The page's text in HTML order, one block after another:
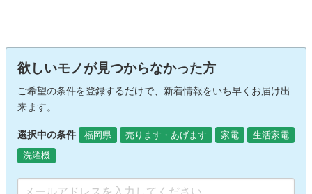
欲しいモノが見つからなかった方
ご希望の条件を登録するだけで、新着情報をいち早くお届け出
来ます。
選択中の条件 福岡県 売ります・あげます 家電
生活家電
洗濯機